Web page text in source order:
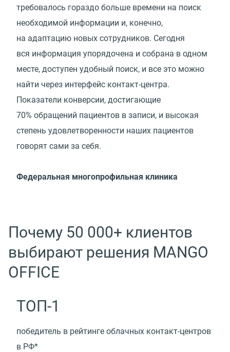
требовалось гораздо больше времени на поиск
необходимой информации и, конечно,
на адаптацию новых сотрудников. Сегодня
вся информация упорядочена и собрана в одном
месте, доступен удобный поиск, и все это можно
найти через интерфейс контакт-центра.
Показатели конверсии, достигающие
70% обращений пациентов в записи, и высокая
степень удовлетворенности наших пациентов
говорят сами за себя.
Федеральная многопрофильная клиника
Почему 50 000+ клиентов
выбирают решения MANGO
OFFICE
ТОП-1
победитель в рейтинге облачных контакт-центров
в РФ*